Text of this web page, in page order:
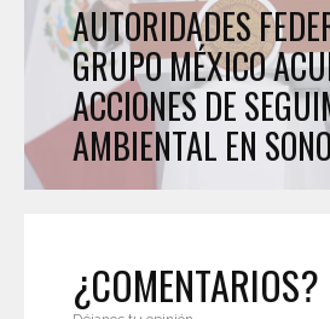
AUTORIDADES
GRUPO MÉXICO
ACCIONES DE
AMBIENTAL EN
¿COMENTARIOS?